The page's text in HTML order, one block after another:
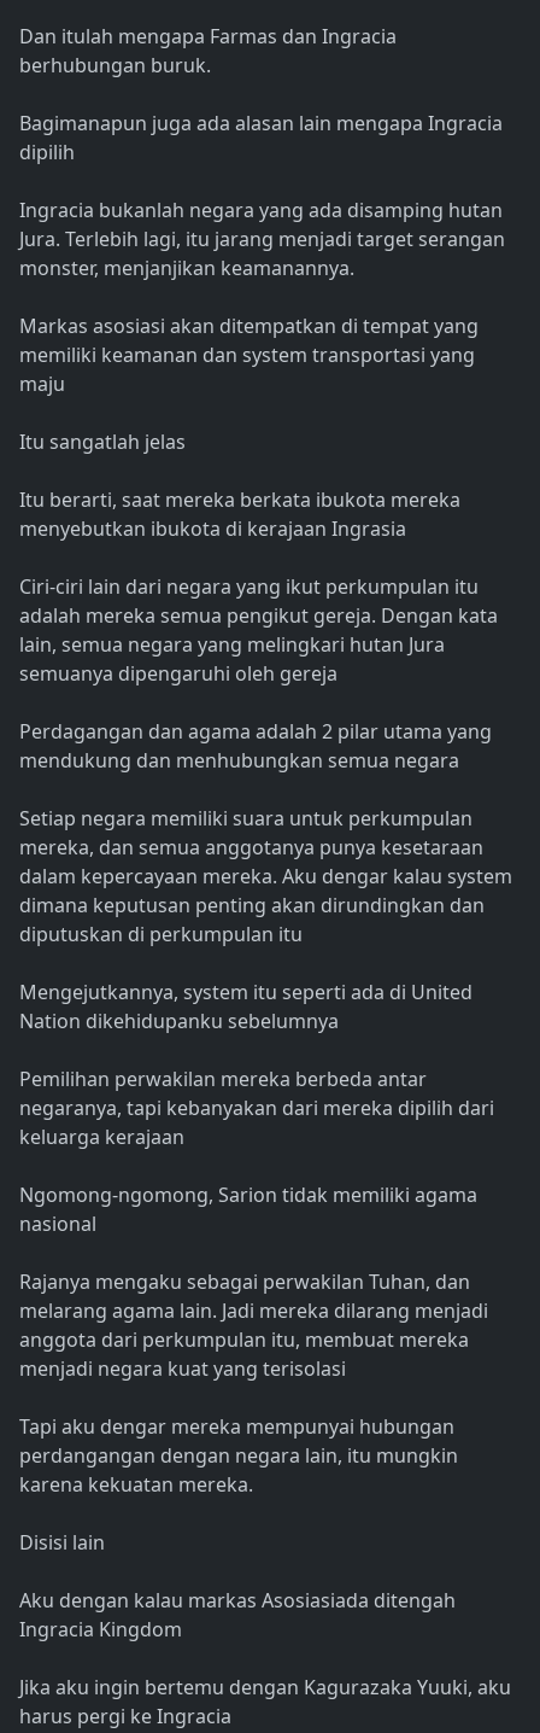
Dan itulah mengapa Farmas dan Ingracia
berhubungan buruk.
Bagimanapun juga ada alasan lain mengapa Ingracia
dipilih
Ingracia bukanlah negara yang ada disamping hutan
Jura. Terlebih lagi, itu jarang menjadi target serangan
monster, menjanjikan keamanannya.
Markas asosiasi akan ditempatkan di tempat yang
memiliki keamanan dan system transportasi yang
maju
Itu sangatlah jelas
Itu berarti, saat mereka berkata ibukota mereka
menyebutkan ibukota di kerajaan Ingrasia
Ciri-ciri lain dari negara yang ikut perkumpulan itu
adalah mereka semua pengikut gereja. Dengan kata
lain, semua negara yang melingkari hutan Jura
semuanya dipengaruhi oleh gereja
Perdagangan dan agama adalah 2 pilar utama yang
mendukung dan menhubungkan semua negara
Setiap negara memiliki suara untuk perkumpulan
mereka, dan semua anggotanya punya kesetaraan
dalam kepercayaan mereka. Aku dengar kalau system
dimana keputusan penting akan dirundingkan dan
diputuskan di perkumpulan itu
Mengejutkannya, system itu seperti ada di United
Nation dikehidupanku sebelumnya
Pemilihan perwakilan mereka berbeda antar
negaranya, tapi kebanyakan dari mereka dipilih dari
keluarga kerajaan
Ngomong-ngomong, Sarion tidak memiliki agama
nasional
Rajanya mengaku sebagai perwakilan Tuhan, dan
melarang agama lain. Jadi mereka dilarang menjadi
anggota dari perkumpulan itu, membuat mereka
menjadi negara kuat yang terisolasi
Tapi aku dengar mereka mempunyai hubungan
perdangangan dengan negara lain, itu mungkin
karena kekuatan mereka.
Disisi lain
Aku dengan kalau markas Asosiasiada ditengah
Ingracia Kingdom
Jika aku ingin bertemu dengan Kagurazaka Yuuki, aku
harus pergi ke Ingracia